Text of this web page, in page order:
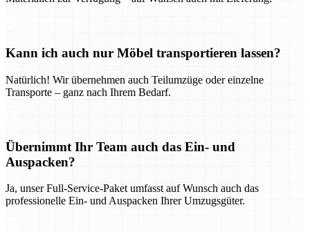
Kann ich auch nur Möbel transportieren lassen?
Natürlich! Wir übernehmen auch Teilumzüge oder einzelne
Transporte – ganz nach Ihrem Bedarf.
Übernimmt Ihr Team auch das Ein- und
Auspacken?
Ja, unser Full-Service-Paket umfasst auf Wunsch auch das
professionelle Ein- und Auspacken Ihrer Umzugsgüter.